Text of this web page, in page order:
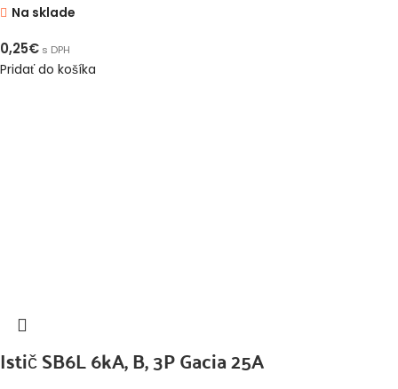
Na sklade
0,25€ s DPH
Pridať do košíka
Istič SB6L 6kA, B, 3P Gacia 25A